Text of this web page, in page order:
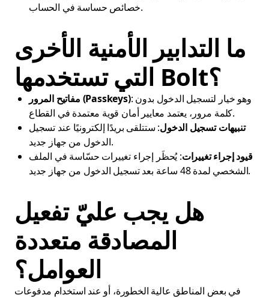
خصائص حساسة في الحساب.
ما التدابير الأمنية الأخرى
التي تستخدمها Bolt؟
مفاتيح المرور (Passkeys): وهو خيار لتسجيل الدخول بدون
كلمة مرور، يعتمد معايير أمان قوية معتمدة في القطاع.
تنبيهات تسجيل الدخول: ستتلقى بريدًا إلكترونيًا عند تسجيل
الدخول من جهاز جديد.
قيود إجراء تغييرات: يُحظَر إجراء تغييرات حسّاسة في الملف
الشخصي لمدة 48 ساعة بعد تسجيل الدخول من جهاز جديد.
هل يجب عليّ تفعيل
المصادقة متعددة
العوامل؟
في بعض المناطق عالية الخطورة، أو عند استخدام مدفوعات